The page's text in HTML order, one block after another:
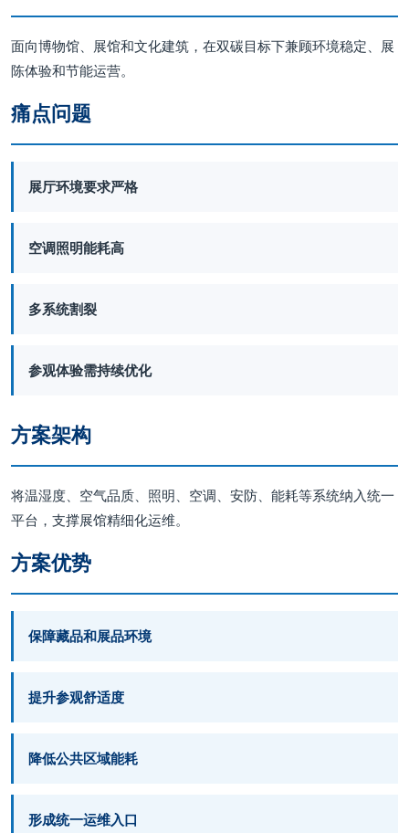
面向博物馆、展馆和文化建筑，在双碳目标下兼顾环境稳定、展
陈体验和节能运营。
痛点问题
展厅环境要求严格
空调照明能耗高
多系统割裂
参观体验需持续优化
方案架构
将温湿度、空气品质、照明、空调、安防、能耗等系统纳入统一
平台，支撑展馆精细化运维。
方案优势
保障藏品和展品环境
提升参观舒适度
降低公共区域能耗
形成统一运维入口